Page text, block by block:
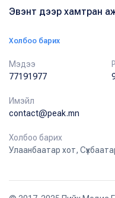
Эвэнт дээр хамтран
Холбоо барих
Мэдээ
77191977
Имэйл
contact@peak.mn
Холбоо барих
Улаанбаатар хот,